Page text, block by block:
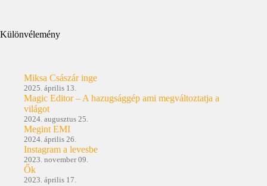
Különvélemény
Miksa Császár inge
2025. április 13.
Magic Editor – A hazugsággép ami megváltoztatja a
világot
2024. augusztus 25.
Megint EMI
2024. április 26.
Instagram a levesbe
2023. november 09.
Ők
2023. április 17.